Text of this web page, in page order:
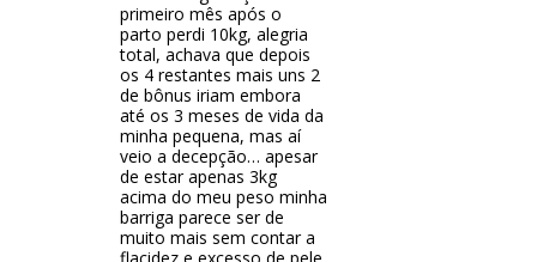
primeiro mês após o
parto perdi 10kg, alegria
total, achava que depois
os 4 restantes mais uns 2
de bônus iriam embora
até os 3 meses de vida da
minha pequena, mas aí
veio a decepção… apesar
de estar apenas 3kg
acima do meu peso minha
barriga parece ser de
muito mais sem contar a